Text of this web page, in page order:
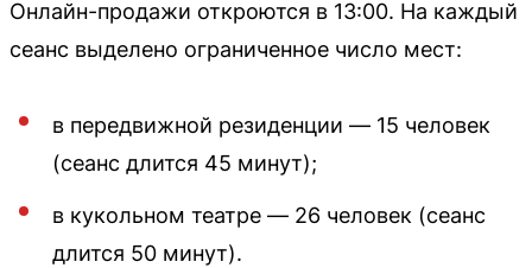
Онлайн-продажи откроются в 13:00. На каждый
сеанс выделено ограниченное число мест:
в передвижной резиденции — 15 человек
(сеанс длится 45 минут);
в кукольном театре — 26 человек (сеанс
длится 50 минут).